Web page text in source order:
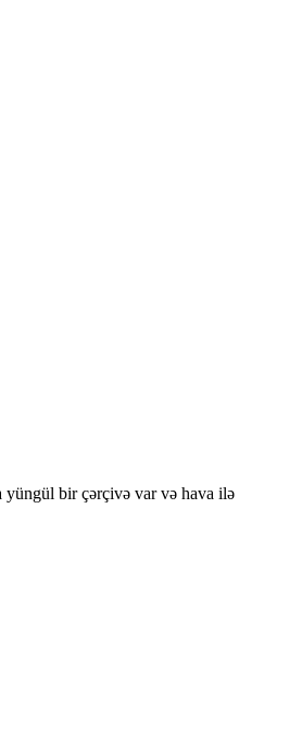
yüngül bir çərçivə var və hava ilə